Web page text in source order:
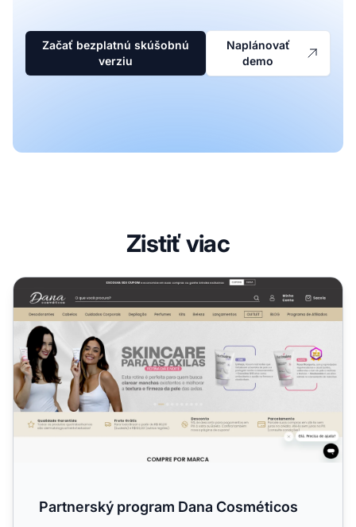
Začať bezplatnú skúšobnú
verziu
Naplánovať
demo
Zistiť viac
Partnerský program Dana Cosméticos
Partnerský program Dana Cosméticos